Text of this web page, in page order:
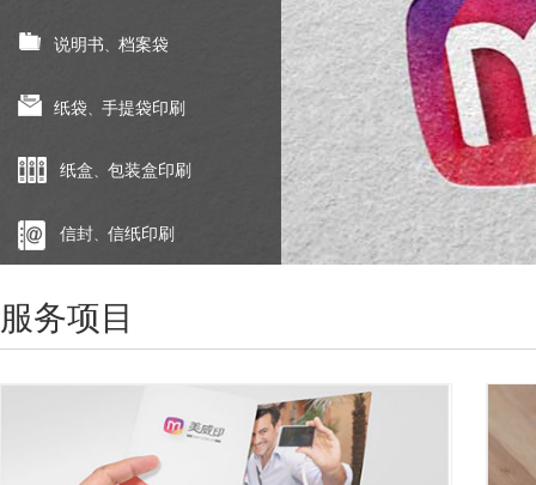
说明书、 档案袋
纸袋 手提袋印刷
纸盒、 包装盒印刷
信封 信纸印刷
服务项目